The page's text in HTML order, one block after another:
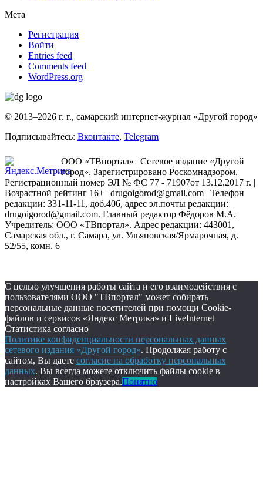
Мета
Регистрация
Войти
Entries feed
Comments feed
WordPress.org
© 2013–2026 г. г., самарский интернет-журнал «Другой город»
Подписывайтесь: Вконтакте, Telegram
ООО «ТВпортал» | Сетевое издание «Другой
город». Зарегистрировано Роскомнадзором.
Регистрационный номер ЭЛ № ФС 77 - 71907от 13.12.2017 г. |
Возрастной рейтинг 16+ | drugoigorod@gmail.com | Телефон
редакции: 331-11-11, доб.406, адрес эл.почты редакции:
drugoigorod@gmail.com. Главный редактор Фёдоров М.А.
Учредитель: ООО «ТВпортал». Адрес редакции: 443001,
Самарская обл., г. Самара, ул. Ульяновская/Ярмарочная, д.
52/55, комн. 6
С целью улучшения работы сайта и его взаимодействия с
пользователями ООО "ТВпортал" может собирать
персональные данные посетителей при помощи Cookie-
файлов и сервисов «Яндекс Метрика» и LiveInternet
Статистика согласно
Политике конфиденциальности персональных данных
сетевого издания «Другой город». Продолжая работу с
сайтом, Вы даете согласие на обработку персональных
данных. Вы всегда можете отключить файлы cookie в
настройках Вашего браузера.Понятно